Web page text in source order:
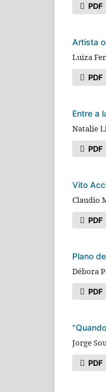
PDF
Artista
Luiza
PDF
Entre a
Natalie
PDF
Vito
Claudio
PDF
Plano
Débora
PDF
Jorge
PDF